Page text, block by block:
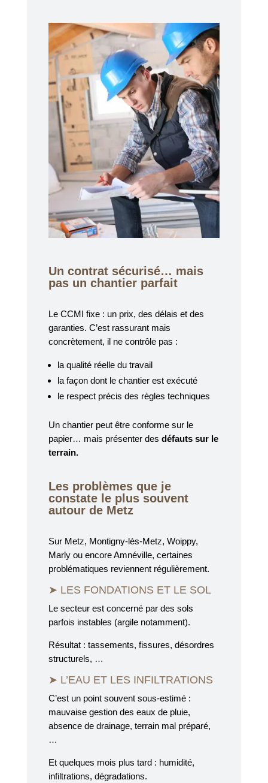
Un contrat sécurisé… mais
pas un chantier parfait
Le CCMI fixe : un prix, des délais et des
garanties. C’est rassurant mais
concrètement, il ne contrôle pas :
la qualité réelle du travail
la façon dont le chantier est exécuté
le respect précis des règles techniques
Un chantier peut être conforme sur le
papier… mais présenter des défauts sur le
terrain.
Les problèmes que je
constate le plus souvent
autour de Metz
Sur Metz, Montigny-lès-Metz, Woippy,
Marly ou encore Amnéville, certaines
problématiques reviennent régulièrement.
➤ LES FONDATIONS ET LE SOL
Le secteur est concerné par des sols
parfois instables (argile notamment).
Résultat : tassements, fissures, désordres
structurels, …
➤ L’EAU ET LES INFILTRATIONS
C’est un point souvent sous-estimé :
mauvaise gestion des eaux de pluie,
absence de drainage, terrain mal préparé,
…
Et quelques mois plus tard : humidité,
infiltrations, dégradations.